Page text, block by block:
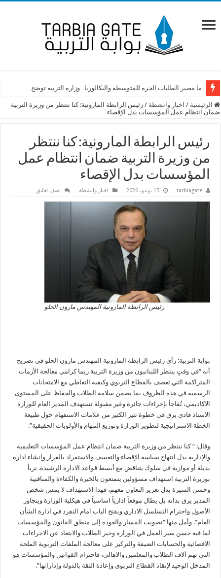
ما مصير الطلبات الحرة للمتوسطة والبكالوريا.. وزارة التربية توضح
الرئيسية / اخبار وانشطة / رئيس الرابطة المارونية: كنا ننتظر من وزيرة التربية
ضمان انتظام عمل المؤسسات بدل الإقصاء
رئيس الرابطة المارونية: كنا ننتظر
من وزيرة التربية ضمان انتظام عمل
المؤسسات بدل الإقصاء
tarbiagate 15 يونيو، 2026 اخبار وانشطة اضف تعليق
رئيس الرابطة المارونية المهندس مارون الحلو
بوابة التربية: رأى رئيس الرابطة المارونية المهندس مارون الحلو في تصريح
أنه “في وقتٍ ينتظر اللبنانيون من وزيرة التربية ريما كرامي معالجة الأزمات
المتراكمة التي تعصف بالقطاع التربوي وكيفية التعاطي مع الامتحانات
الرسمية في هذه الظروف بما يضمن سلامة الطلاب والحفاظ على المستوى
الاكاديمي، نُفاجأ بإجراءات جائرة وغير مقبولة تستهدف المدير العام للوزارة
الاستاذ فادي يرق في خطوة تثير الكثير من علامات الاستفهام حول طبيعة
الخطة الاستراتيجية لتطوير الوزارة وتوزيع المهام والأولويات الحقيقية”.
وقال: ” كنا ننتظر من وزيرة التربية ضمان انتظام عمل المؤسسات التعليمية
والإدارية بدل انتهاج سياسة الإقصاء والتعسف والاستفراد بالقرار وإنشاء ادارة
بديلة أو موازية في سلوك يتناقض مع أبسط قواعد الادارة الرشيدة. نربأ
بوزيرة التربية استهداف مسؤولين يتمتعون بالخبرة والكفاءة والمناقبية
وحسن السيرة بدل تعزيز التعاون معهم، فهذا الاستهداف لا يمس شخص
المدير يرق بذاته بل يطال موقعاً ادارياً اساسياً في هيكلية الوزارة ويتجاوز
الأصول واحترام التسلسل الاداري ويفتح الباب امام التفرد في ادارة الشأن
العام”. وأمل منها “تصويب المسار والعودة إلى منطق القانون والمؤسسات
لما فيه حسن سير العمل في الوزارة وخير الطلاب والابتعاد عن الاجراءات
الاقصائية والحسابات الضيقة والتركيز على معالجة الملفات التربوية الملحة
التي تهم آلاف الطلاب والمعلمين والاهالي، فاحترام القوانين والمؤسسات هو
المدخل الوحيد لإنقاذ القطاع التربوي وإعادة الثقة بالدولة وإداراتها”.